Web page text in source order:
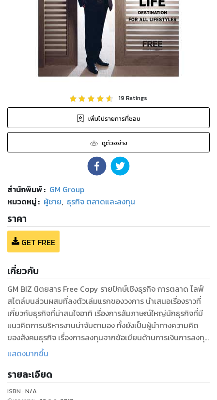
19Ratings
เพิ่มไปรายการที่ชอบ
ดูตัวอย่าง
สำนักพิมพ์: GM Group
หมวดหมู่: ผู้ชาย, ธุรกิจ ตลาดและลงทุน
ราคา
GET FREE
เกี่ยวกับ
GM BIZ นิตยสาร Free Copy รายปักษ์เชิงธุรกิจ การตลาด ไลฟ์
สไตล์บนส่วนผสมที่ลงตัวเล่มแรกของวงการ นำเสนอเรื่องราวที่
เกี่ยวกับธุรกิจที่น่าสนใจอาทิ เรื่องการสัมภาษณ์ใหญ่นักธุรกิจที่มี
แนวคิดการบริหารงานน่าจับตามอง ทั้งยังเป็นผู้นำทางความคิด
ของสังคมธุรกิจ เรื่องการลงทุนจากข้อเขียนด้านการเงินการลงทุน
ของนักลงทุนมือฉมัง เรื่องของเทคโนโลยีที่สามารถอัพเดทเทรนด์
ไว้เพื่อติดอาวุธทางปัญญาให้แก่คนรุ่นใหม่ที่ใฝ่ฝันอยากก้าวเข้าใน
สายงานด้านธุรกิจ
แสดงมากขึ้น
รายละเอียด
ISBN : N/A